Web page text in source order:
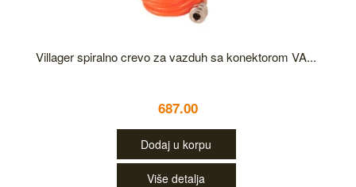
Villager spiralno crevo za vazduh sa konektorom VA...
687.00
Dodaj u korpu
Više detalja